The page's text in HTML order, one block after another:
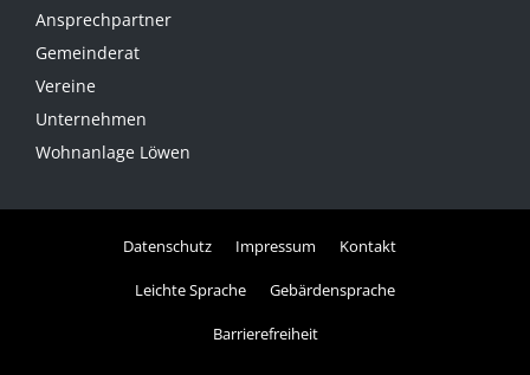
Ansprechpartner
Gemeinderat
Vereine
Unternehmen
Wohnanlage Löwen
Datenschutz Impressum Kontakt
Leichte Sprache Gebärdensprache
Barrierefreiheit